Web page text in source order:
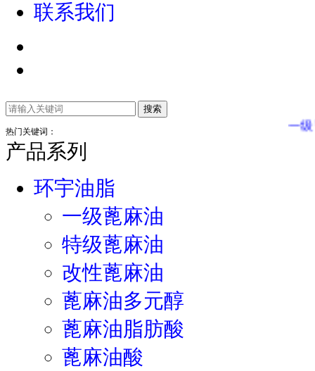
联系我们
热门关键词： 一级蓖麻
产品系列
环宇油脂
一级蓖麻油
特级蓖麻油
改性蓖麻油
蓖麻油多元醇
蓖麻油脂肪酸
蓖麻油酸